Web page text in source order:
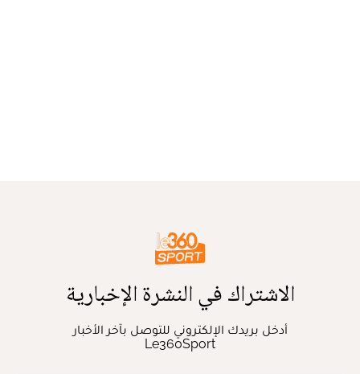
الاشتراك في النشرة الإخبارية
أدخل بريدك الإلكتروني للتوصل بآخر الأخبار
Le360Sport